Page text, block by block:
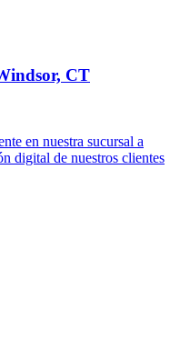
CT
en nuestra sucursal a
digital de nuestros clientes